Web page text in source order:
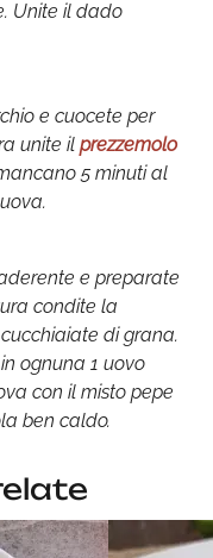
Unite il dado
e cuocete per
unite il prezzemolo
5 minuti al
e preparate
condite la
di grana.
ognuna 1 uovo
con il misto pepe
ben caldo.